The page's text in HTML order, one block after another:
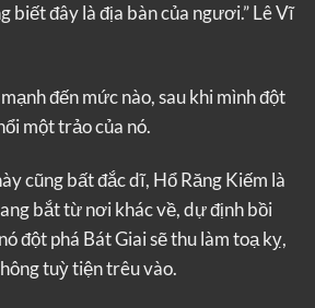
biết đây là địa bàn của ngươi.” Lê Vĩ
đến mức nào, sau khi mình đột
một trảo của nó.
cũng bất đắc dĩ, Hổ Răng Kiếm là
bắt từ nơi khác về, dự định bồi
đột phá Bát Giai sẽ thu làm toạ kỵ,
tuỳ tiện trêu vào.